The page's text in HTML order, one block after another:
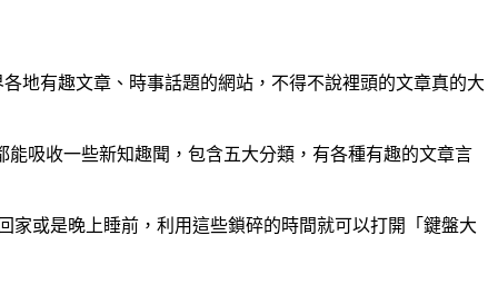
地有趣文章、時事話題的網站，不得不說裡頭的文章真的大
能吸收一些新知趣聞，包含五大分類，有各種有趣的文章言
家或是晚上睡前，利用這些鎖碎的時間就可以打開「鍵盤大